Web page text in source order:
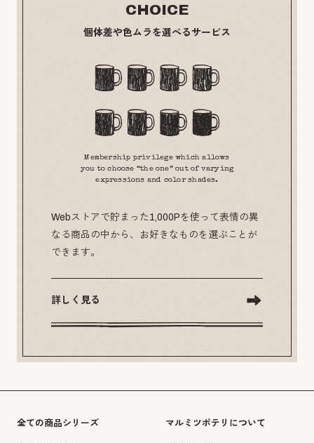
CHOICE
個体差や色ムラを選べるサービス
Membership privilege which allows
you to choose “the one” out of varying
expressions and color shades.
Webストアで貯まった1,000Pを使って表情の異
なる商品の中から、お好きなものを選ぶことが
できます。
詳しく見る
全ての商品シリーズ マルミツポテリについて